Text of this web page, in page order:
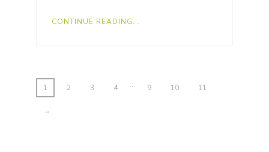
CONTINUE READING...
1 2 3 4 … 9 10 11
→